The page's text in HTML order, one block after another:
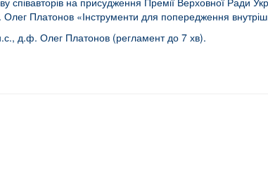
Платонов «Інструменти для попередження
д.ф. Олег Платонов (регламент до 7 хв).
6 – 8 July), 2023 Congress (Tours, France 8 – 12 July)
presenting the project are now available for all of you when you